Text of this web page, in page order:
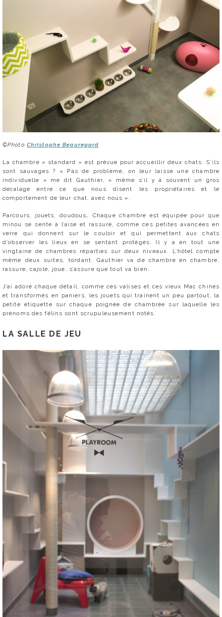
©Photo Christophe Beauregard
La chambre « standard » est prévue pour accueillir deux chats. S’ils
sont sauvages ? « Pas de problème, on leur laisse une chambre
individuelle » me dit Gauthier, « même s’il y a souvent un gros
décalage entre ce que nous disent les propriétaires et le
comportement de leur chat, avec nous ».
Parcours, jouets, doudous… Chaque chambre est équipée pour que
minou se sente à l’aise et rassuré, comme ces petites avancées en
verre qui donnent sur le couloir et qui permettent aux chats
d’observer les lieux en se sentant protégés. Il y a en tout une
vingtaine de chambres réparties sur deux niveaux. L’hôtel compte
même deux suites, tordant. Gauthier va de chambre en chambre,
rassure, cajole, joue, s’assure que tout va bien.
J’ai adoré chaque détail, comme ces valises et ces vieux Mac chinés
et transformés en paniers, les jouets qui trainent un peu partout, la
petite étiquette sur chaque poignée de chambrée sur laquelle les
prénoms des félins sont scrupuleusement notés.
LA SALLE DE JEU